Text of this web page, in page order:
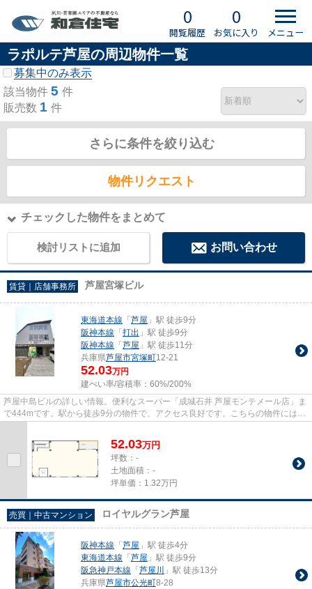
0
閲覧履歴
0
お気に入り メニュー
ラポルテ芦屋の周辺物件一覧
募集中のみ表示
該当物件 5 件
販売数 1 件
さらに条件を絞り込む
物件リクエスト
チェックした物件をまとめて
検討リストに追加 お問い合わせ
賃貸｜店舗事務所 芦屋宮塚ビル
東海道本線 「芦屋 」駅 徒歩9分
阪神本線 「打出 」駅 徒歩9分
阪神本線 「芦屋 」駅 徒歩11分
兵庫県芦屋市宮塚町12-21
52.03万円
建ぺい率/容積率： 60%/200%
芦屋中島ビルの詳しい情報。便利なスーパー「成城石井 芦屋モンテメール店」ま
で444mです。駅から徒歩9分の物件で、アクセス良好です。こちらの物件にはエ
レベーターが付いています。
52.03万円
坪数：-
土地面積：-
坪単価：1.32万円
売買｜中古マンション ロイヤルグラン芦屋
阪神本線 「芦屋 」駅 徒歩4分
東海道本線 「芦屋 」駅 徒歩9分
阪急神戸本線 「芦屋川
」駅 徒歩13分
兵庫県芦屋市公光町8-28